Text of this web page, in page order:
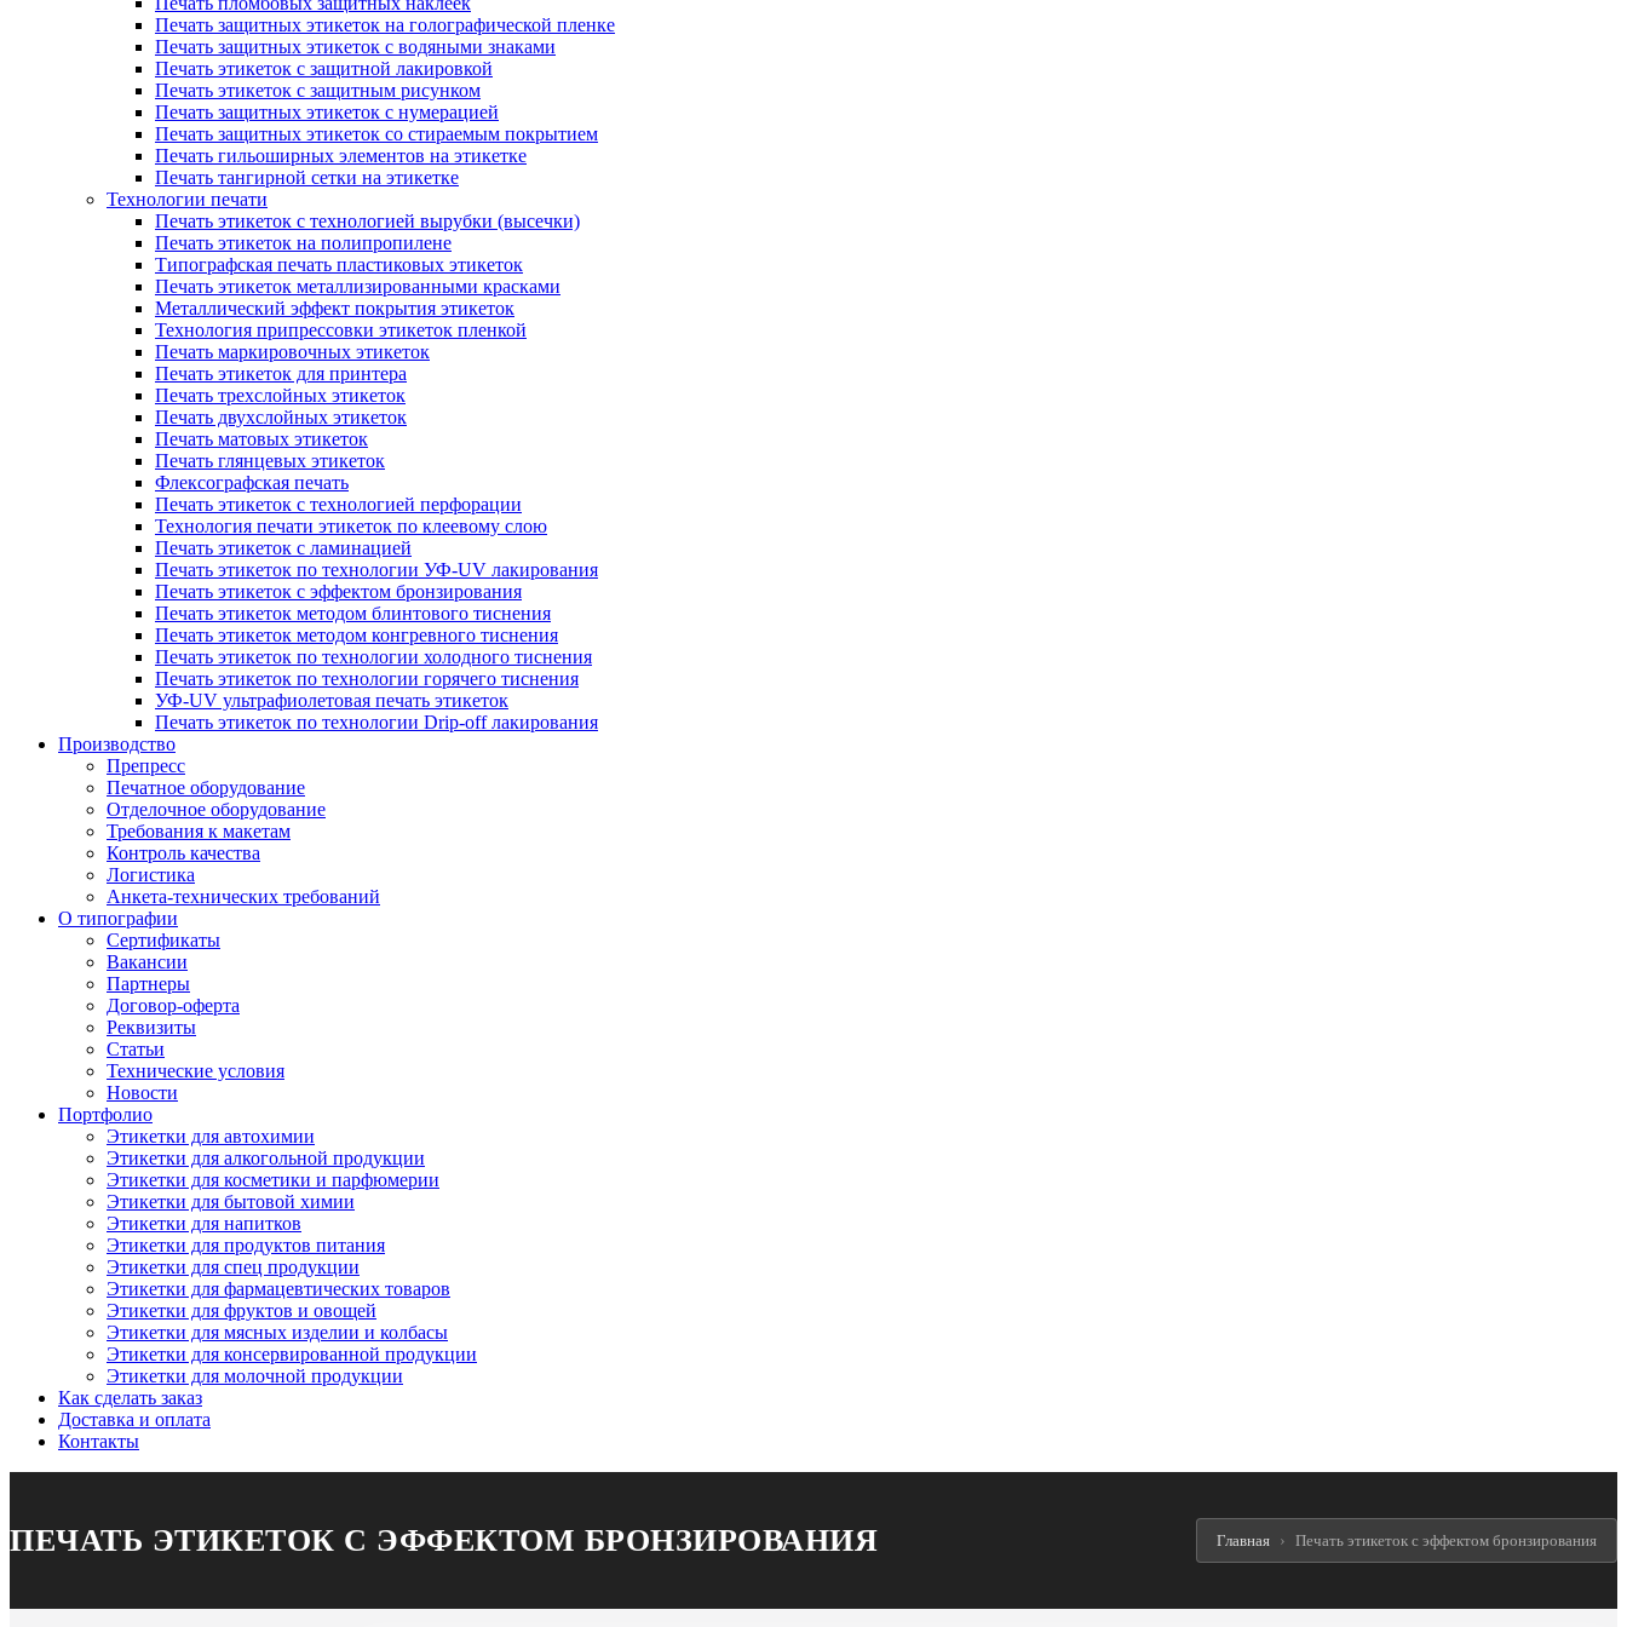
Печать защитных этикеток на голографической пленке
Печать защитных этикеток с водяными знаками
Печать этикеток с защитной лакировкой
Печать этикеток с защитным рисунком
Печать защитных этикеток с нумерацией
Печать защитных этикеток со стираемым покрытием
Печать гильоширных элементов на этикетке
Печать тангирной сетки на этикетке
Технологии печати
Печать этикеток с технологией вырубки (высечки)
Печать этикеток на полипропилене
Типографская печать пластиковых этикеток
Печать этикеток металлизированными красками
Металлический эффект покрытия этикеток
Технология припрессовки этикеток пленкой
Печать маркировочных этикеток
Печать этикеток для принтера
Печать трехслойных этикеток
Печать двухслойных этикеток
Печать матовых этикеток
Печать глянцевых этикеток
Флексографская печать
Печать этикеток с технологией перфорации
Технология печати этикеток по клеевому слою
Печать этикеток с ламинацией
Печать этикеток по технологии УФ-UV лакирования
Печать этикеток с эффектом бронзирования
Печать этикеток методом блинтового тиснения
Печать этикеток методом конгревного тиснения
Печать этикеток по технологии холодного тиснения
Печать этикеток по технологии горячего тиснения
УФ-UV ультрафиолетовая печать этикеток
Печать этикеток по технологии Drip-off лакирования
Производство
Препресс
Печатное оборудование
Отделочное оборудование
Требования к макетам
Контроль качества
Логистика
Анкета-технических требований
О типографии
Сертификаты
Вакансии
Партнеры
Договор-оферта
Реквизиты
Статьи
Технические условия
Новости
Портфолио
Этикетки для автохимии
Этикетки для алкогольной продукции
Этикетки для косметики и парфюмерии
Этикетки для бытовой химии
Этикетки для напитков
Этикетки для продуктов питания
Этикетки для спец продукции
Этикетки для фармацевтических товаров
Этикетки для фруктов и овощей
Этикетки для мясных изделии и колбасы
Этикетки для консервированной продукции
Этикетки для молочной продукции
Как сделать заказ
Доставка и оплата
Контакты
ПЕЧАТЬ ЭТИКЕТОК С ЭФФЕКТОМ БРОНЗИРОВАНИЯ Главная Печать этикеток с эффектом бронзирования